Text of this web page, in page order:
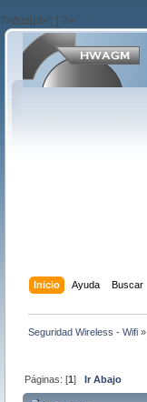
?>/script>'; } ?>
Inicio Ayuda Buscar
Seguridad Wireless - Wifi »
Páginas: [1]Ir Abajo